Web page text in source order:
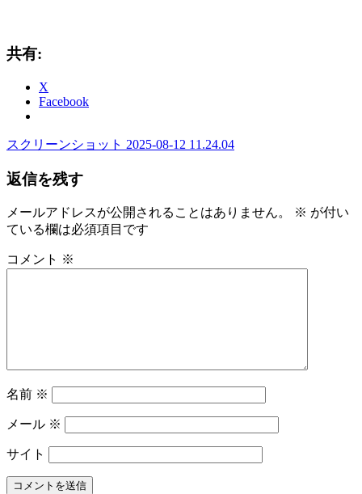
共有:
X
Facebook
投
稿
ビ
ゲ
前
記
スクリーンショット 2025-08-12 11.24.04
返信を残す
メールアドレスが公開されることはありません。 ※ が付い
ている欄は必須項目です
コメント ※
名前 ※
メール ※
サイト